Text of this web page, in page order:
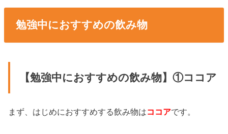
勉強中におすすめの飲み物
【勉強中におすすめの飲み物】①ココア
まず、はじめにおすすめする飲み物はココアです。